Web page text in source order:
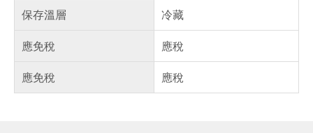
保存溫層
冷藏
應免稅
應稅
應免稅
應稅